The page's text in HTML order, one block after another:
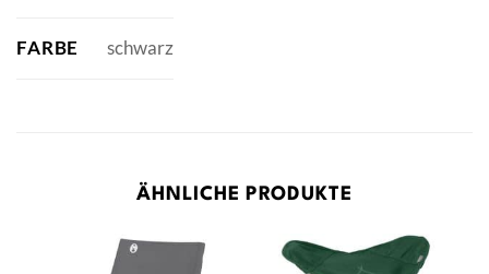
FARBE schwarz
ÄHNLICHE PRODUKTE